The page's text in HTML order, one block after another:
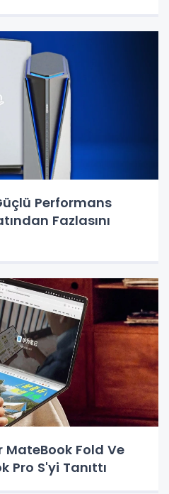
Performans
Fazlasını
Fold Ve
Pro S'yi Tanıttı